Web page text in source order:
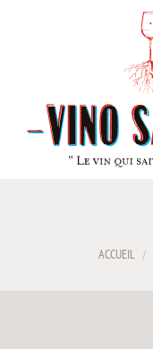
ACCUEIL